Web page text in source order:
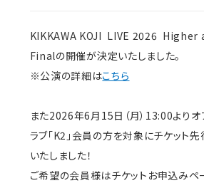
KIKKAWA KOJI LIVE 2026
Finalの開催が決定いたしました。
※公演の詳細はこちら
また2026年6月15日（月）13:00よりオ
ラブ「K2」会員の方を対象にチケット
いたしました！
ご希望の会員様はチケットお申込み